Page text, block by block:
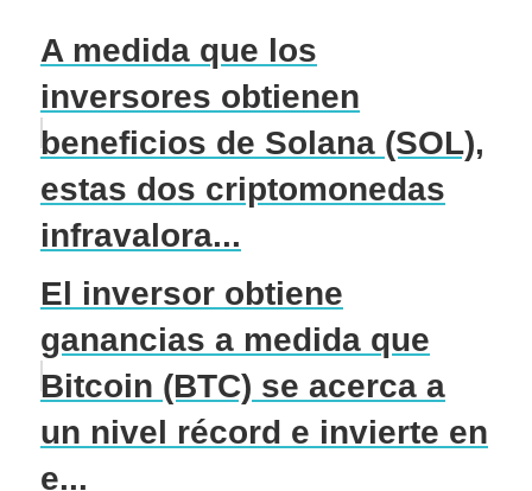
A medida que los
inversores obtienen
beneficios de Solana (SOL),
estas dos criptomonedas
infravalora...
El inversor obtiene
ganancias a medida que
Bitcoin (BTC) se acerca a
un nivel récord e invierte en
e...